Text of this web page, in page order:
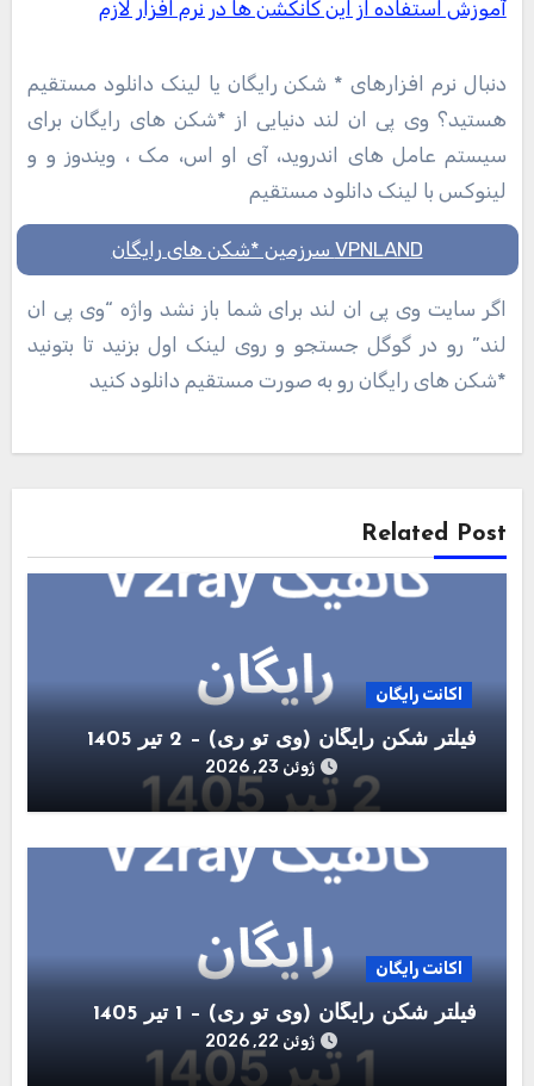
آموزش استفاده از این کانکشن ها در نرم افزار لازم
دنبال نرم افزارهای * شکن رایگان یا لینک دانلود مستقیم
هستید؟ وی پی ان لند دنیایی از *شکن های رایگان برای
سیستم عامل های اندروید، آی او اس، مک ، ویندوز و و
لینوکس با لینک دانلود مستقیم
VPNLAND سرزمین *شکن های رایگان
اگر سایت وی پی ان لند برای شما باز نشد واژه “وی پی ان
لند” رو در گوگل جستجو و روی لینک اول بزنید تا بتونید
*شکن های رایگان رو به صورت مستقیم دانلود کنید
راهبری
Related Post
اکانت رایگان
فیلتر شکن رایگان (وی تو ری) – 2 تیر 1405
ژوئن 23, 2026
اکانت رایگان
فیلتر شکن رایگان (وی تو ری) – 1 تیر 1405
ژوئن 22, 2026